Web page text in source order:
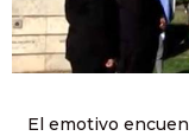
El emotivo